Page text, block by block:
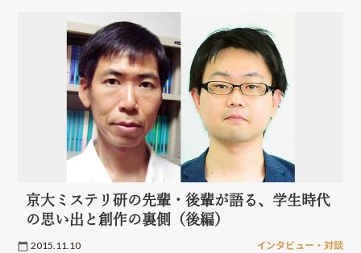
京大ミステリ研の先輩・後輩が語る、学生時代
の思い出と創作の裏側（後編）
2015.11.10 インタビュー・対談